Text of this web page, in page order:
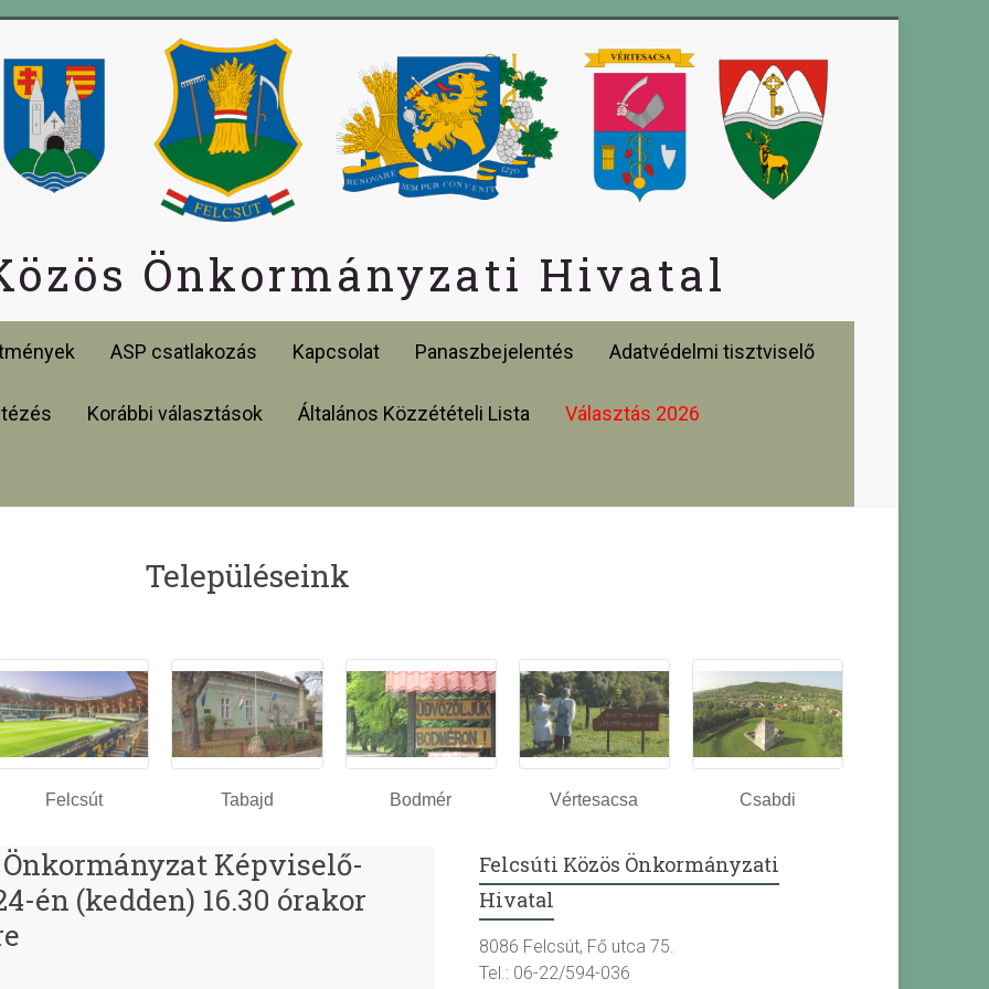
Önkormányzati Hivatal
ASP csatlakozás Kapcsolat Panaszbejelentés Adatvédelmi tisztviselő
Korábbi választások Általános Közzétételi Lista Választás 2026
Településeink
Felcsút Tabajd Bodmér Vértesacsa Csabdi
Képviselő-
én (kedden) 16.30 órakor
Felcsúti Közös Önkormányzati
Hivatal
8086 Felcsút, Fő utca 75.
Tel.: 06-22/594-036